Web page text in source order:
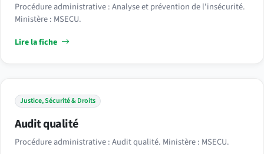
Procédure administrative : Analyse et prévention de l'insécurité.
Ministère : MSECU.
Lire la fiche
Justice, Sécurité & Droits
Audit qualité
Procédure administrative : Audit qualité. Ministère : MSECU.